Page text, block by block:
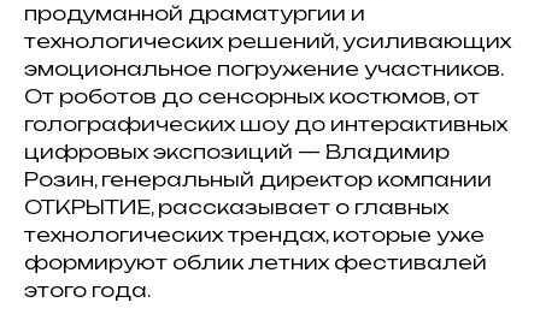
продуманной драматургии и
технологических решений, усиливающих
эмоциональное погружение участников.
От роботов до сенсорных костюмов, от
голографических шоу до интерактивных
цифровых экспозиций — Владимир
Розин, генеральный директор компании
ОТКРЫТИЕ, рассказывает о главных
технологических трендах, которые уже
формируют облик летних фестивалей
этого года.